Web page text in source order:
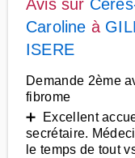
Avis sur
Caroline à
ISERE
Demande 2ème
fibrome
➕ Excellent
secrétaire.
le temps de tout